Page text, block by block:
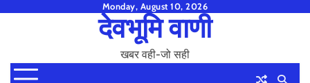
Monday, August 10, 2026
देवभूमि वाणी
खबर वही-जो सही